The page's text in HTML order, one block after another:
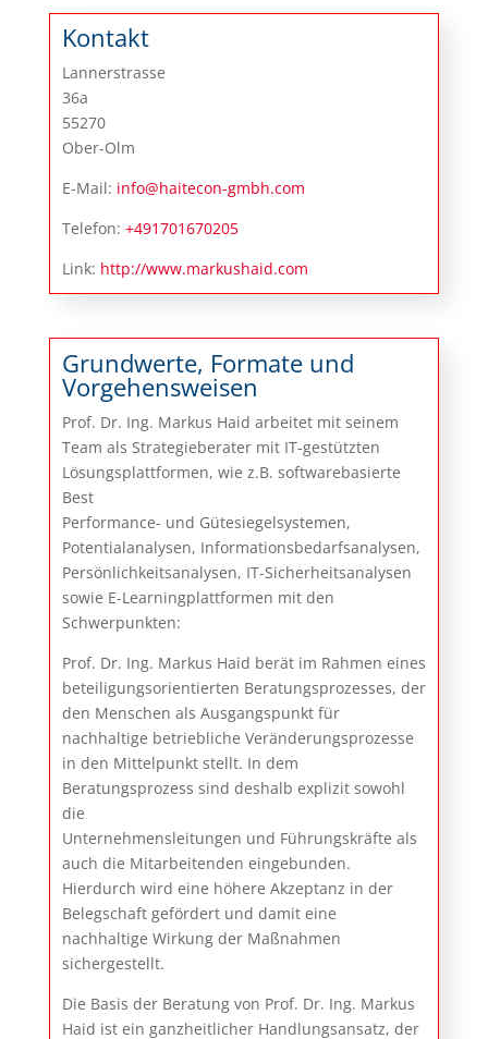
Kontakt
Lannerstrasse
36a
55270
Ober-Olm
E-Mail: info@haitecon-gmbh.com
Telefon: +491701670205
Link: http://www.markushaid.com
Grundwerte, Formate und
Vorgehensweisen
Prof. Dr. Ing. Markus Haid arbeitet mit seinem
Team als Strategieberater mit IT-gestützten
Lösungsplattformen, wie z.B. softwarebasierte
Best
Performance- und Gütesiegelsystemen,
Potentialanalysen, Informationsbedarfsanalysen,
Persönlichkeitsanalysen, IT-Sicherheitsanalysen
sowie E-Learningplattformen mit den
Schwerpunkten:
Prof. Dr. Ing. Markus Haid berät im Rahmen eines
beteiligungsorientierten Beratungsprozesses, der
den Menschen als Ausgangspunkt für
nachhaltige betriebliche Veränderungsprozesse
in den Mittelpunkt stellt. In dem
Beratungsprozess sind deshalb explizit sowohl
die
Unternehmensleitungen und Führungskräfte als
auch die Mitarbeitenden eingebunden.
Hierdurch wird eine höhere Akzeptanz in der
Belegschaft gefördert und damit eine
nachhaltige Wirkung der Maßnahmen
sichergestellt.
Die Basis der Beratung von Prof. Dr. Ing. Markus
Haid ist ein ganzheitlicher Handlungsansatz, der